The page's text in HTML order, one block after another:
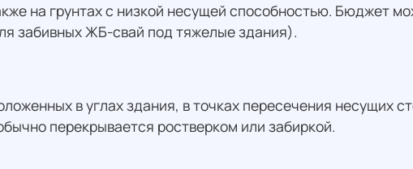
на грунтах с низкой несущей способностью. Бюджет
забивных ЖБ-свай под тяжелые здания).
в углах здания, в точках пересечения несущих
перекрывается ростверком или забиркой.